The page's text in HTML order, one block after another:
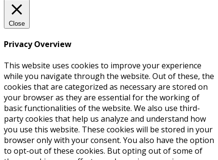
Close
Privacy Overview
This website uses cookies to improve your experience
while you navigate through the website. Out of these, the
cookies that are categorized as necessary are stored on
your browser as they are essential for the working of
basic functionalities of the website. We also use third-
party cookies that help us analyze and understand how
you use this website. These cookies will be stored in your
browser only with your consent. You also have the option
to opt-out of these cookies. But opting out of some of